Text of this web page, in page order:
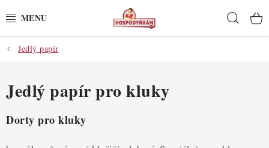
na
POTŘEBY
POMŮCKY
SUROVINY
DEKORACE
Jedlý papír
Jedlý papír pro kluky
Dorty pro kluky